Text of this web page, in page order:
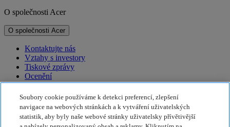
O společnosti Acer
O společnosti Acer
Kontaktujte nás
Vztahy s investory
Tiskové zprávy
Ocenění
Události
Udržitelnost
Udržitelnost
Soubory cookie používáme k detekci preferencí, zlepšení
navigace na webových stránkách a k vytváření uživatelských
statistik, aby byly naše webové stránky uživatelsky přívětivější